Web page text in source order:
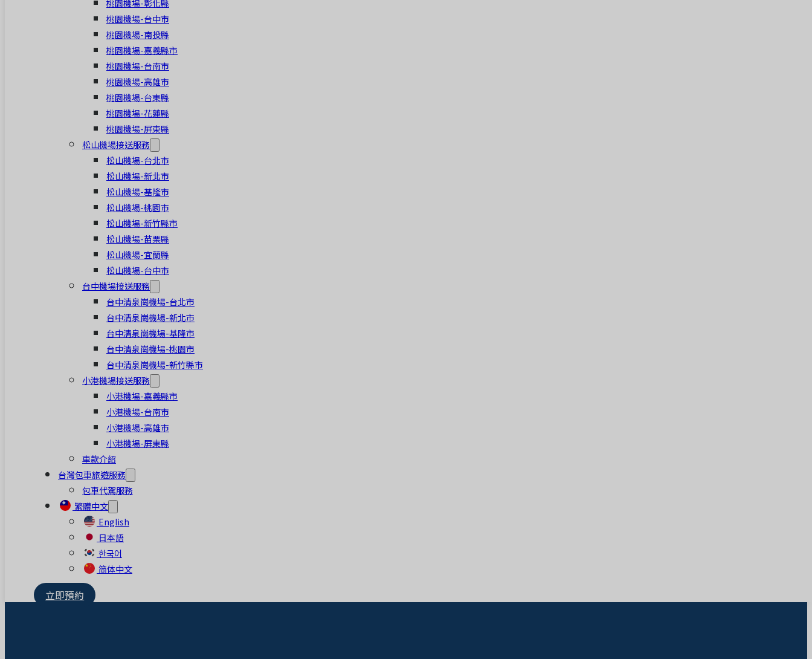
桃園機場-彰化縣
桃園機場-台中市
桃園機場-南投縣
桃園機場-嘉義縣市
桃園機場-台南市
桃園機場-高雄市
桃園機場-台東縣
桃園機場-花蓮縣
桃園機場-屏東縣
松山機場接送服務
松山機場-台北市
松山機場-新北市
松山機場-基隆市
松山機場-桃園市
松山機場-新竹縣市
松山機場-苗栗縣
松山機場-宜蘭縣
松山機場-台中市
台中機場接送服務
台中清泉崗機場-台北市
台中清泉崗機場-新北市
台中清泉崗機場-基隆市
台中清泉崗機場-桃園市
台中清泉崗機場-新竹縣市
小港機場接送服務
小港機場-嘉義縣市
小港機場-台南市
小港機場-高雄市
小港機場-屏東縣
車款介紹
台灣包車旅遊服務
包車代駕服務
繁體中文
English
日本語
한국어
简体中文
立即預約